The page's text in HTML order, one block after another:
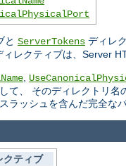
と ServerTokens ディレ
ィレクティブは、Server
て、 そのディレクトリ
ラッシュを含んだ完全な
クティブ